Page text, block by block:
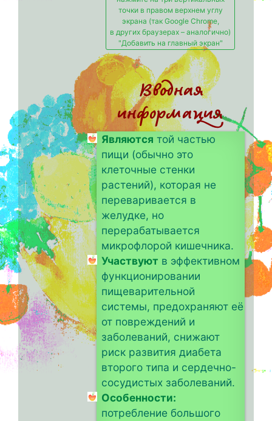
точки в правом верхнем углу
экрана (так Google Chrome,
в других браузерах – аналогично)
"Добавить на главный экран"
Вводная
информация
Являются той частью
пищи (обычно это
клеточные стенки
растений), которая не
переваривается в
желудке, но
перерабатывается
микрофлорой кишечника.
Участвуют в эффективном
функционировании
пищеварительной
системы, предохраняют её
от повреждений и
заболеваний, снижают
риск развития диабета
второго типа и сердечно-
сосудистых заболеваний.
Особенности:
потребление большого